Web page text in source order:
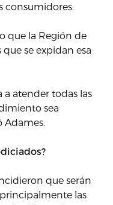
consumidores.
que la Región de
se expidan esa
a atender todas las
sea
Adames.
que serán
las